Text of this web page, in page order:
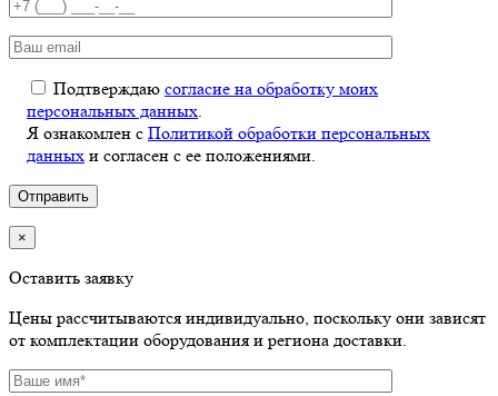
Подтверждаю согласие на обработку моих
персональных данных
Я ознакомлен с Политикой обработки персональных
данных и согласен с ее положениями.
×
Оставить заявку
Цены рассчитываются индивидуально, поскольку они зависят
от комплектации оборудования и региона доставки.